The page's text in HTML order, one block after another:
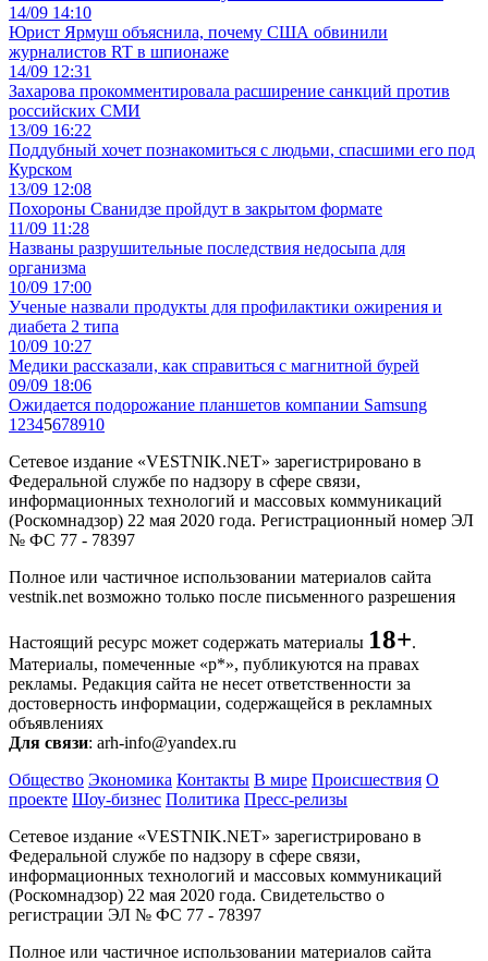
14/09 14:10
Юрист Ярмуш объяснила, почему США обвинили
журналистов RT в шпионаже
14/09 12:31
Захарова прокомментировала расширение санкций против
российских СМИ
13/09 16:22
Поддубный хочет познакомиться с людьми, спасшими его под
Курском
13/09 12:08
Похороны Сванидзе пройдут в закрытом формате
11/09 11:28
Названы разрушительные последствия недосыпа для
организма
10/09 17:00
Ученые назвали продукты для профилактики ожирения и
диабета 2 типа
10/09 10:27
Медики рассказали, как справиться с магнитной бурей
09/09 18:06
Ожидается подорожание планшетов компании Samsung
1 2345678910
Сетевое издание «VESTNIK.NET» зарегистрировано в
Федеральной службе по надзору в сфере связи,
информационных технологий и массовых коммуникаций
(Роскомнадзор) 22 мая 2020 года. Регистрационный номер ЭЛ
№ ФС 77 - 78397
Полное или частичное использовании материалов сайта
vestnik.net возможно только после письменного разрешения
Настоящий ресурс может содержать материалы 18+.
Материалы, помеченные «р*», публикуются на правах
рекламы. Редакция сайта не несет ответственности за
достоверность информации, содержащейся в рекламных
объявлениях
Для связи: arh-info@yandex.ru
Общество Экономика Контакты В мире Происшествия О
проекте Шоу-бизнес Политика Пресс-релизы
Сетевое издание «VESTNIK.NET» зарегистрировано в
Федеральной службе по надзору в сфере связи,
информационных технологий и массовых коммуникаций
(Роскомнадзор) 22 мая 2020 года. Свидетельство о
регистрации ЭЛ № ФС 77 - 78397
Полное или частичное использовании материалов сайта